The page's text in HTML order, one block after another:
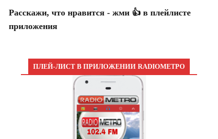
Расскажи, что нравится - жми 👍 в плейлисте
приложения
ПЛЕЙ-ЛИСТ В ПРИЛОЖЕНИИ RADIOМЕТРО